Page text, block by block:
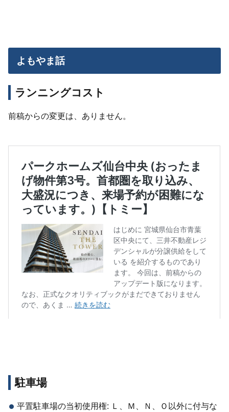
よもやま話
ランニングコスト
前稿からの変更は、ありません。
パークホームズ仙台中央 (おったまげ物件第3号。首都
圏を取り込み、大盛況につき、来場予約が困難になっ
ています。)【トミー】
駐車場
平置駐車場の当初使用権: Ｌ、Ｍ、Ｎ、Ｏ以外に付与な